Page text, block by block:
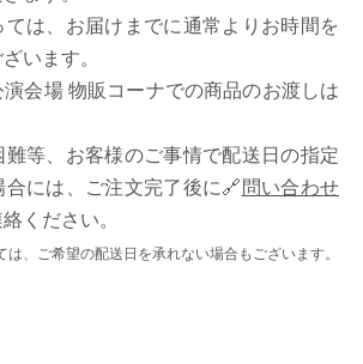
ては、お届けまでに通常よりお時間を
います。
演会場 物販コーナでの商品のお渡しは
等、お客様のご事情で配送日の指定
合には、ご注文完了後に🔗 問い合わせ
ください。
、ご希望の配送日を承れない場合もございます。